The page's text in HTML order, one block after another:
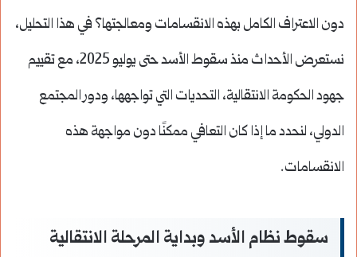
دون الاعتراف الكامل بهذه الانقسامات ومعالجتها؟ في هذا التحليل،
نستعرض الأحداث منذ سقوط الأسد حتى يوليو 2025، مع تقييم
جهود الحكومة الانتقالية، التحديات التي تواجهها، ودور المجتمع
الدولي، لنحدد ما إذا كان التعافي ممكنًا دون مواجهة هذه
الانقسامات.
سقوط نظام الأسد وبداية المرحلة الانتقالية